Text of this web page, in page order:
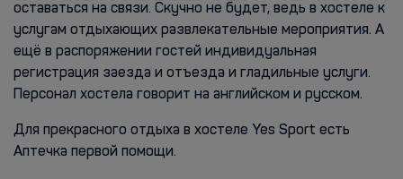
оставаться на связи. Скучно не будет, ведь в хостеле к
услугам отдыхающих развлекательные мероприятия. А
ещё в распоряжении гостей индивидуальная
регистрация заезда и отъезда и гладильные услуги.
Персонал хостела говорит на английском и русском.
Для прекрасного отдыха в хостеле Yes Sport есть
Аптечка первой помощи.